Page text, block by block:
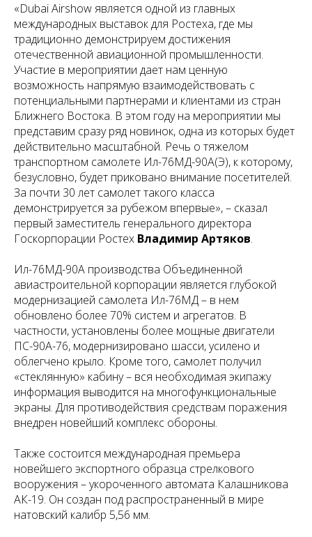
«Dubai Airshow является одной из главных
международных выставок для Ростеха, где мы
традиционно демонстрируем достижения
отечественной авиационной промышленности.
Участие в мероприятии дает нам ценную
возможность напрямую взаимодействовать с
потенциальными партнерами и клиентами из стран
Ближнего Востока. В этом году на мероприятии мы
представим сразу ряд новинок, одна из которых будет
действительно масштабной. Речь о тяжелом
транспортном самолете Ил-76МД-90А(Э), к которому,
безусловно, будет приковано внимание посетителей.
За почти 30 лет самолет такого класса
демонстрируется за рубежом впервые», – сказал
первый заместитель генерального директора
Госкорпорации Ростех Владимир Артяков.
Ил-76МД-90А производства Объединенной
авиастроительной корпорации является глубокой
модернизацией самолета Ил-76МД – в нем
обновлено более 70% систем и агрегатов. В
частности, установлены более мощные двигатели
ПС-90А-76, модернизировано шасси, усилено и
облегчено крыло. Кроме того, самолет получил
«стеклянную» кабину – вся необходимая экипажу
информация выводится на многофункциональные
экраны. Для противодействия средствам поражения
внедрен новейший комплекс обороны.
Также состоится международная премьера
новейшего экспортного образца стрелкового
вооружения – укороченного автомата Калашникова
АК-19. Он создан под распространенный в мире
натовский калибр 5,56 мм.